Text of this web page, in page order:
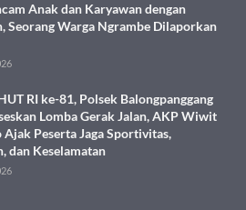
Anak dan Karyawan dengan
Seorang Warga Ngrambe Dilaporkan
RI ke-81, Polsek Balongpanggang
Lomba Gerak Jalan, AKP Wiwit
Peserta Jaga Sportivitas,
dan Keselamatan